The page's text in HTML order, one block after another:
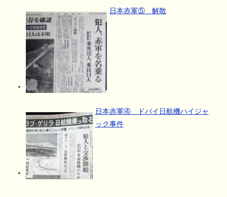
日本赤軍⑤ 解散
日本赤軍④ ドバイ日航機ハイジャ
ック事件